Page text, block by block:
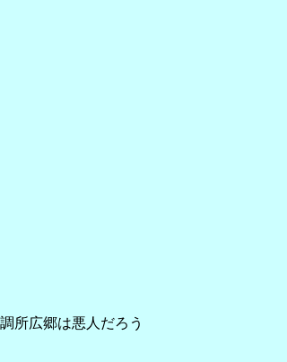
所広郷は悪人だろう